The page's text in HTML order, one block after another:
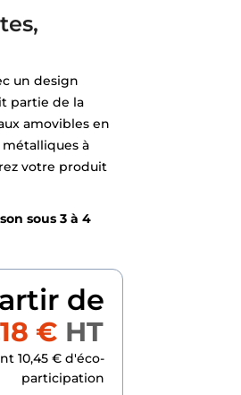
un design
partie de la
amovibles en
à
votre produit
sous 3 à 4
de
€ HT
10,45 € d'éco-
participation